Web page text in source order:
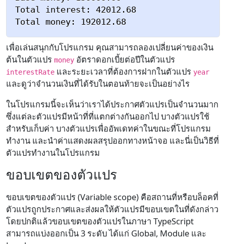
Total interest: 42012.68
Total money: 192012.68
เพื่อเล่นสนุกกับโปรแกรม คุณสามารถลองเปลี่ยนค่าของเงิน
ต้นในตัวแปรmoney อัตราดอกเบี้ยต่อปีในตัวแปร
interestRate และระยะเวลาที่ต้องการฝากในตัวแปร year
และดูว่าจำนวนเงินที่ได้รับในตอนท้ายจะเป็นอย่างไร
ในโปรแกรมนี้จะเห็นว่าเราได้ประกาศตัวแปรเป็นจำนวนมาก
ซึ่งแต่ละตัวแปรมีหน้าที่ที่แตกต่างกันออกไป บางตัวแปรใช้
สำหรับเก็บค่า บางตัวแปรเพื่ออัพเดทค่าในขณะที่โปรแกรม
ทำงาน และนำค่าแสดงผลสรุปออกทางหน้าจอ และนี่เป็นวิธีที่
ตัวแปรทำงานในโปรแกรม
ขอบเขตของตัวแปร
ขอบเขตของตัวแปร (Variable scope) คือสถานที่หรือบล็อคที่
ตัวแปรถูกประกาศและส่งผลให้ตัวแปรมีขอบเขตในที่ดังกล่าว
โดยปกติแล้วขอบเขตของตัวแปรในภาษา TypeScript
สามารถแบ่งออกเป็น 3 ระดับ ได้แก่ Global, Module และ